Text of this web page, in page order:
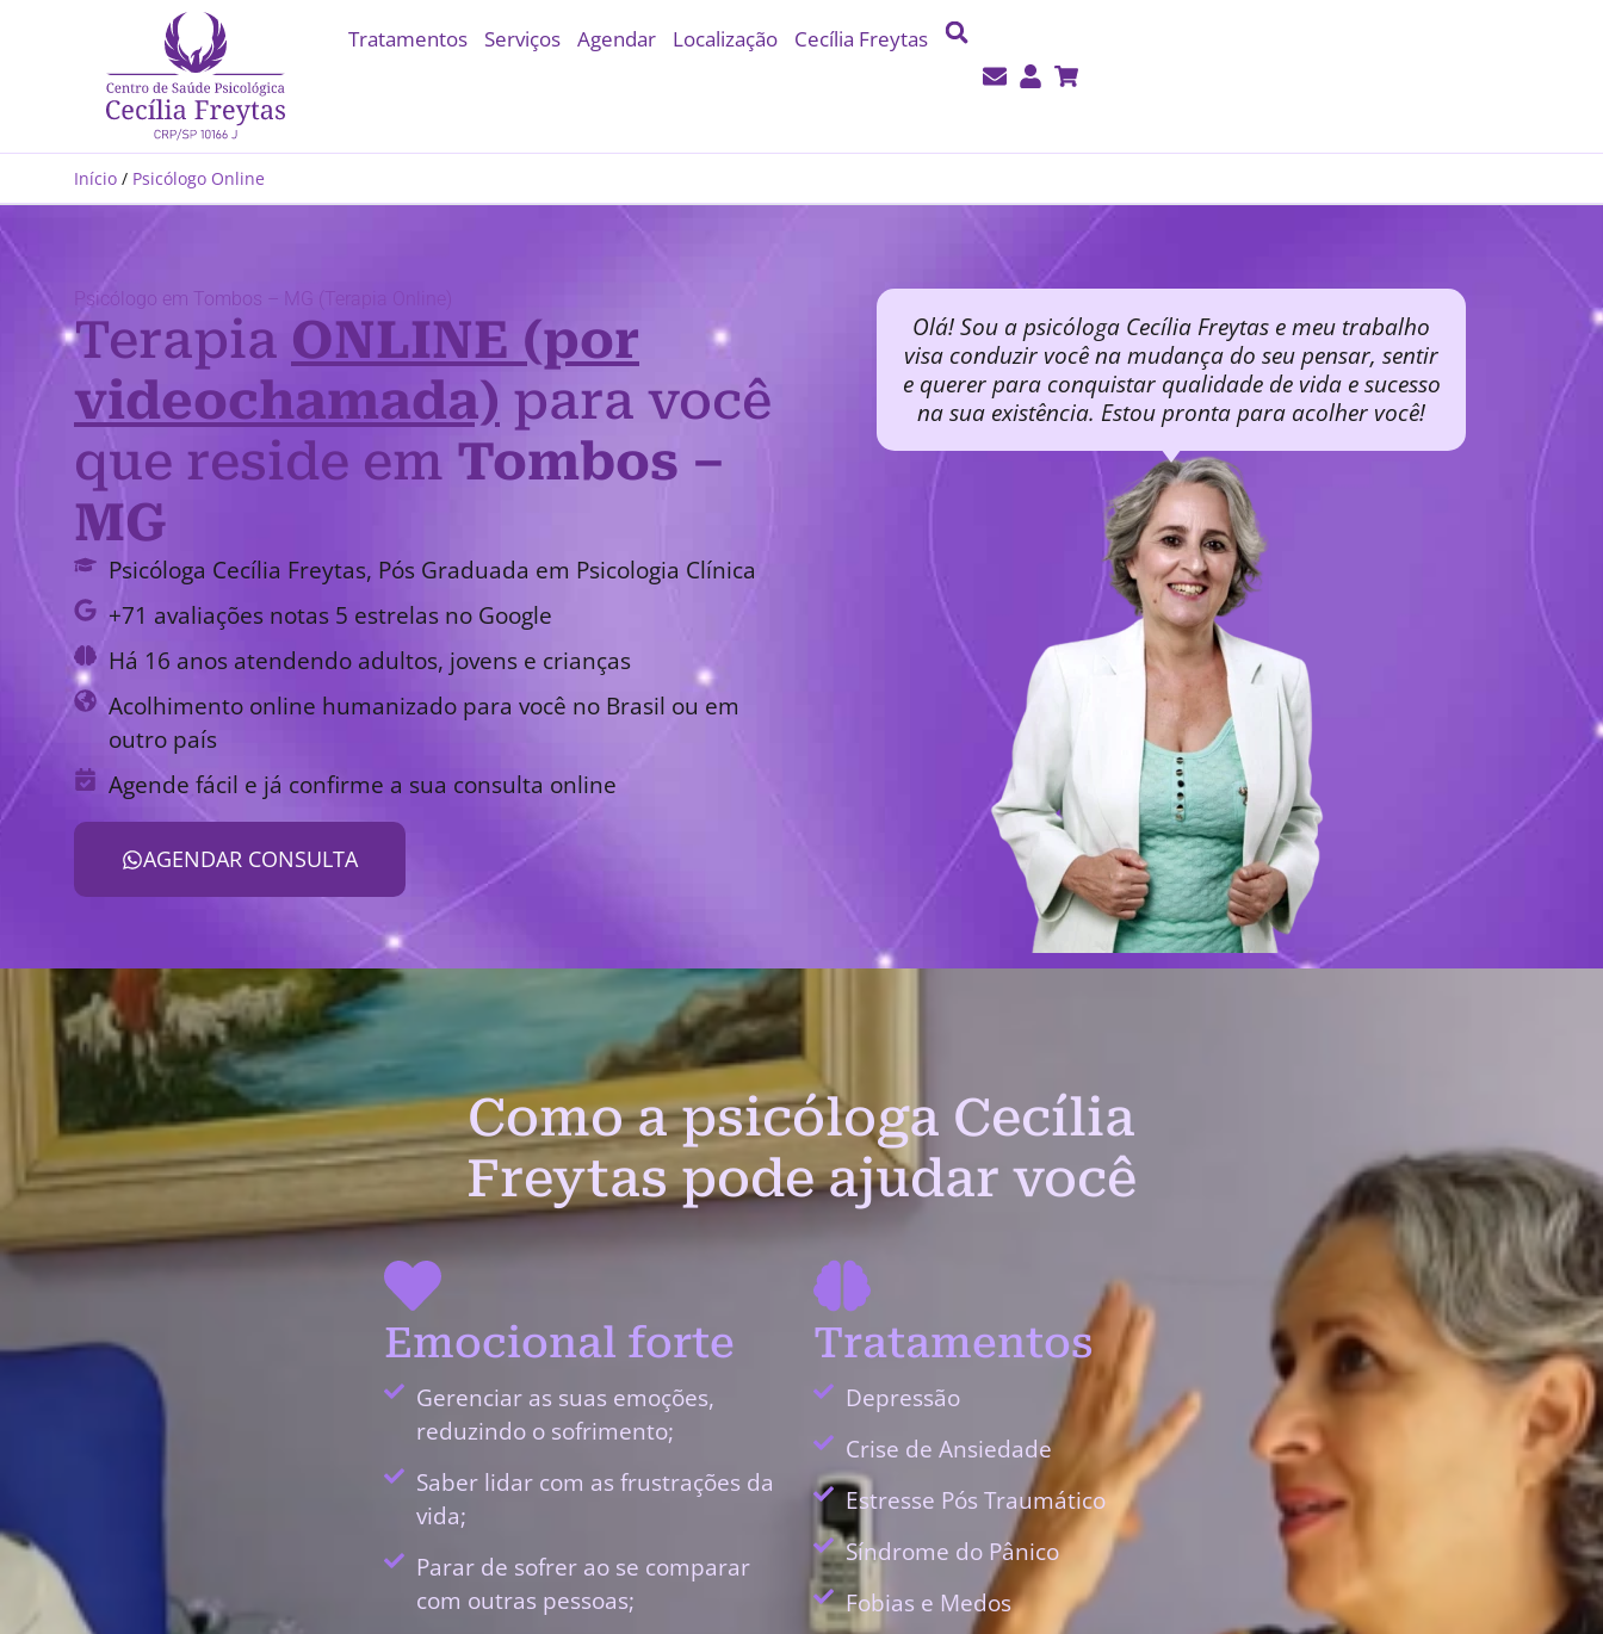
Tratamentos Serviços Agendar Localização Cecília Freytas
Início / Psicólogo Online
Psicólogo em Tombos – MG (Terapia Online)
Terapia ONLINE (por
videochamada) para você
que reside em Tombos –
MG
Psicóloga Cecília Freytas, Pós Graduada em Psicologia Clínica
+71 avaliações notas 5 estrelas no Google
Há 16 anos atendendo adultos, jovens e crianças
Acolhimento online humanizado para você no Brasil ou em
outro país
Agende fácil e já confirme a sua consulta online
AGENDAR CONSULTA
Olá! Sou a psicóloga Cecília Freytas e meu trabalho
visa conduzir você na mudança do seu pensar, sentir
e querer para conquistar qualidade de vida e sucesso
na sua existência. Estou pronta para acolher você!
Como a psicóloga Cecília
Freytas pode ajudar você
Emocional forte
Gerenciar as suas emoções,
reduzindo o sofrimento;
Saber lidar com as frustrações da
vida;
Parar de sofrer ao se comparar
com outras pessoas;
Tratamentos
Depressão
Crise de Ansiedade
Estresse Pós Traumático
Síndrome do Pânico
Fobias e Medos